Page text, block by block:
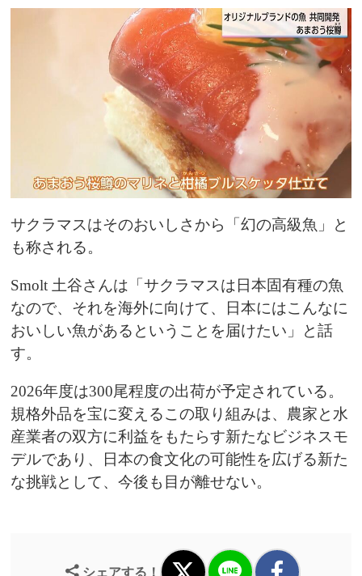
サクラマスはそのおいしさから「幻の高級魚」と
も称される。
Smolt 土谷さんは「サクラマスは日本固有種の魚
なので、それを海外に向けて、日本にはこんなに
おいしい魚があるということを届けたい」と話
す。
2026年度は300尾程度の出荷が予定されている。
規格外品を宝に変えるこの取り組みは、農家と水
産業者の双方に利益をもたらす新たなビジネスモ
デルであり、日本の食文化の可能性を広げる新た
な挑戦として、今後も目が離せない。
シェアする！